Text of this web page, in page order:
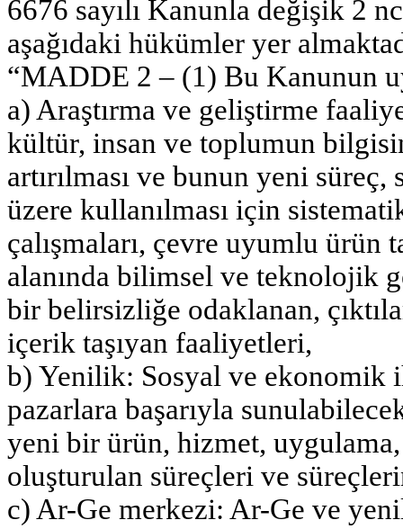
6676 sayılı Kanunla değişik 2
aşağıdaki hükümler yer
“MADDE 2 – (1) Bu Kanunun
a) Araştırma ve geliştirme
kültür, insan ve toplumun
artırılması ve bunun yeni
üzere kullanılması için
çalışmaları, çevre uyumlu ürün
alanında bilimsel ve teknolojik
bir belirsizliğe odaklanan,
içerik taşıyan faaliyetleri,
b) Yenilik: Sosyal ve ekonomik
pazarlara başarıyla
yeni bir ürün, hizmet,
oluşturulan süreçleri ve
c) Ar-Ge merkezi: Ar-Ge ve